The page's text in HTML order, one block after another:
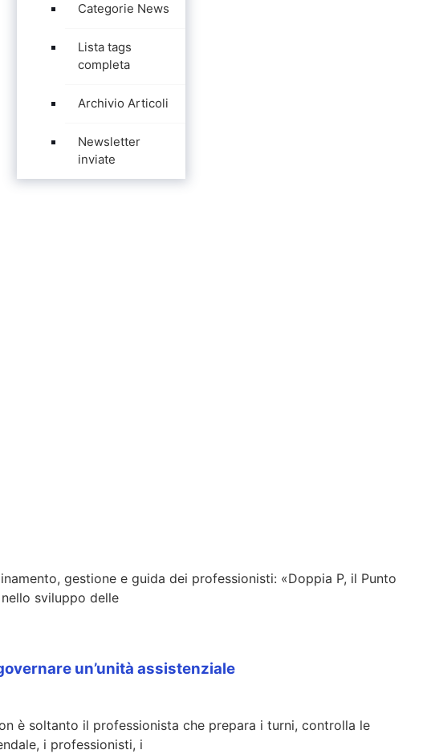
Categorie News
Lista tags
completa
Archivio Articoli
Newsletter
inviate
gestione e guida dei professionisti: «Doppia P, il Punto
sviluppo delle
un’unità assistenziale
è soltanto il professionista che prepara i turni, controlla le
i professionisti, i